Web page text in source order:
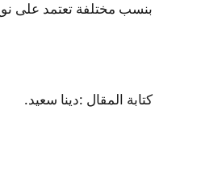
بنسب مختلفة تعتمد على
كتابة المقال :دينا سعيد.